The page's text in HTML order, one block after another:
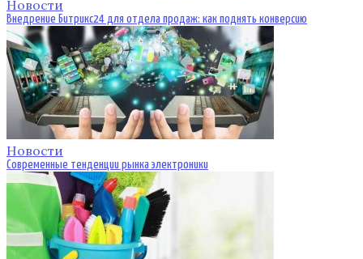
Новости
Внедрение Битрикс24 для отдела продаж: как поднять конверсию
Новости
Современные тенденции рынка электроники